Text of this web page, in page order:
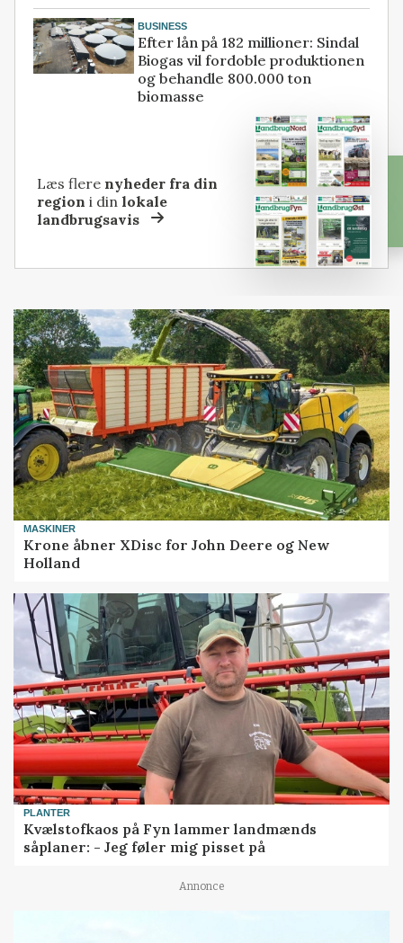
BUSINESS
Efter lån på 182 millioner: Sindal
Biogas vil fordoble produktionen
og behandle 800.000 ton
biomasse
Læs flere nyheder fra din
region i dinlokale
landbrugsavis
MASKINER
Krone åbner XDisc for John Deere og New
Holland
PLANTER
Kvælstofkaos på Fyn lammer landmænds
såplaner: - Jeg føler mig pisset på
Annonce